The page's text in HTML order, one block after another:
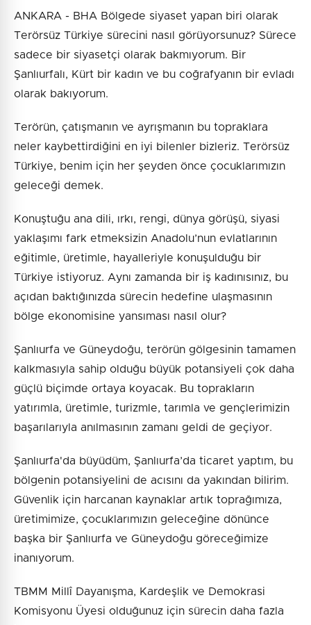
ANKARA - BHA Bölgede siyaset yapan biri olarak
Terörsüz Türkiye sürecini nasıl görüyorsunuz? Sürece
sadece bir siyasetçi olarak bakmıyorum. Bir
Şanlıurfalı, Kürt bir kadın ve bu coğrafyanın bir evladı
olarak bakıyorum.
Terörün, çatışmanın ve ayrışmanın bu topraklara
neler kaybettirdiğini en iyi bilenler bizleriz. Terörsüz
Türkiye, benim için her şeyden önce çocuklarımızın
geleceği demek.
Konuştuğu ana dili, ırkı, rengi, dünya görüşü, siyasi
yaklaşımı fark etmeksizin Anadolu’nun evlatlarının
eğitimle, üretimle, hayalleriyle konuşulduğu bir
Türkiye istiyoruz. Aynı zamanda bir iş kadınısınız, bu
açıdan baktığınızda sürecin hedefine ulaşmasının
bölge ekonomisine yansıması nasıl olur?
Şanlıurfa ve Güneydoğu, terörün gölgesinin tamamen
kalkmasıyla sahip olduğu büyük potansiyeli çok daha
güçlü biçimde ortaya koyacak. Bu toprakların
yatırımla, üretimle, turizmle, tarımla ve gençlerimizin
başarılarıyla anılmasının zamanı geldi de geçiyor.
Şanlıurfa'da büyüdüm, Şanlıurfa’da ticaret yaptım, bu
bölgenin potansiyelini de acısını da yakından bilirim.
Güvenlik için harcanan kaynaklar artık toprağımıza,
üretimimize, çocuklarımızın geleceğine dönünce
başka bir Şanlıurfa ve Güneydoğu göreceğimize
inanıyorum.
TBMM Millî Dayanışma, Kardeşlik ve Demokrasi
Komisyonu Üyesi olduğunuz için sürecin daha fazla